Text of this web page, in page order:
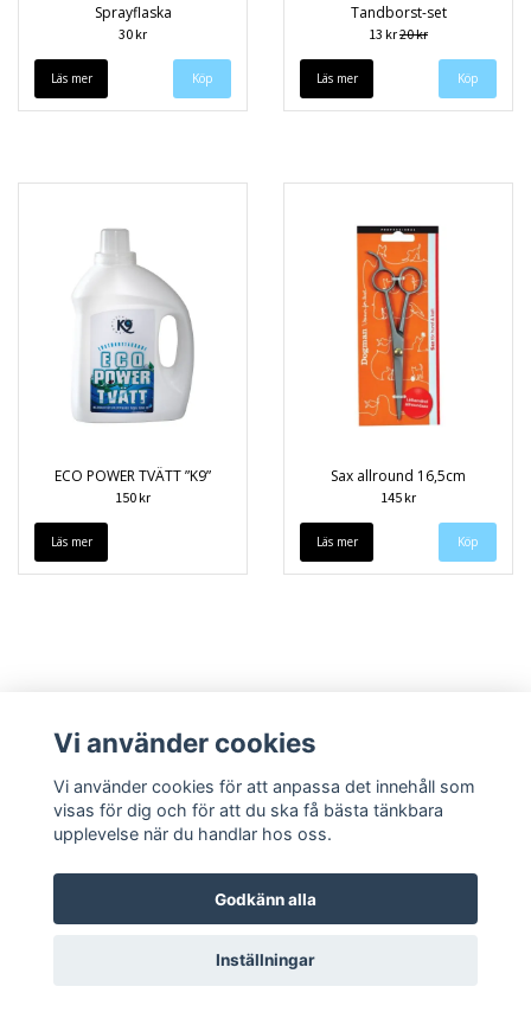
Sprayflaska
30 kr
Läs mer
Tandborst-set
13 kr20 kr
Läs mer
ECO POWER TVÄTT ”K9”
150 kr
Läs mer
Sax allround 16,5cm
145 kr
Läs mer
Köpvillkor Kontakt
© Copyright 2026 Speedieshop
Vi använder cookies
Vi använder cookies för att anpassa det innehåll som
visas för dig och för att du ska få bästa tänkbara
upplevelse när du handlar hos oss.
Godkänn alla
Inställningar